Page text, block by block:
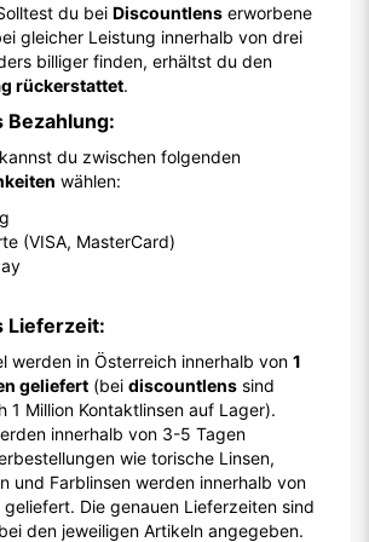
du bei Discountlens erworbene
gleicher Leistung innerhalb von drei
billiger finden, erhältst du den
rückerstattet.
Bezahlung:
du zwischen folgenden
wählen:
(VISA, MasterCard)
Lieferzeit:
werden in Österreich innerhalb von 1
geliefert (bei discountlens sind
1 Million Kontaktlinsen auf Lager).
innerhalb von 3-5 Tagen
wie torische Linsen,
und Farblinsen werden innerhalb von
Die genauen Lieferzeiten sind
den jeweiligen Artikeln angegeben.